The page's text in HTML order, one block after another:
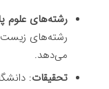
رشته‌های علوم
رشته‌های
می‌دهد.
تحقیقات: